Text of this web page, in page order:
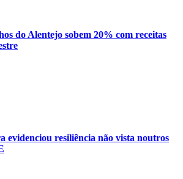
do Alentejo sobem 20% com receitas
evidenciou resiliência não vista noutros